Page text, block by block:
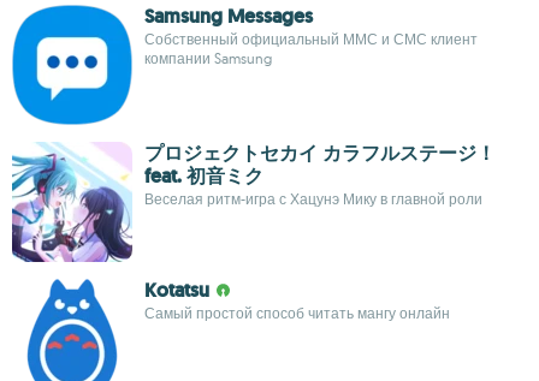
Samsung Messages
Собственный официальный ММС и СМС клиент
компании Samsung
プロジェクトセカイ カラフルステージ！
feat. 初音ミク
Веселая ритм-игра с Хацунэ Мику в главной роли
Kotatsu
Самый простой способ читать мангу онлайн